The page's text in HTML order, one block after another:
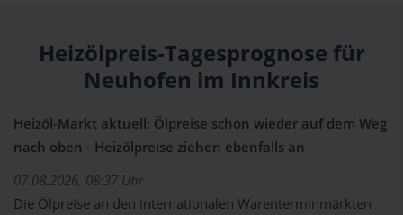
Heizölpreis-Tagesprognose für
Neuhofen im Innkreis
Heizöl-Markt aktuell: Ölpreise schon wieder auf dem Weg
nach oben - Heizölpreise ziehen ebenfalls an
07.08.2026, 08:37 Uhr
Die Ölpreise an den internationalen Warenterminmärkten